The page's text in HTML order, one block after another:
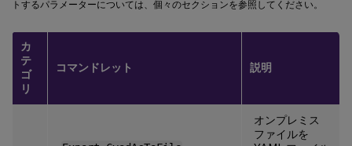
トするパラメーターについては、個々のセクションを参照してください。
カ
テ
ゴ
リ
コマンドレット 説明
オンプレミス
ファイルを